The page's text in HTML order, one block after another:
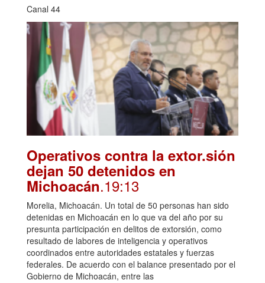
Canal 44
Operativos contra la extor.sión
dejan 50 detenidos en
Michoacán.19:13
Morelia, Michoacán. Un total de 50 personas han sido
detenidas en Michoacán en lo que va del año por su
presunta participación en delitos de extorsión, como
resultado de labores de inteligencia y operativos
coordinados entre autoridades estatales y fuerzas
federales. De acuerdo con el balance presentado por el
Gobierno de Michoacán, entre las